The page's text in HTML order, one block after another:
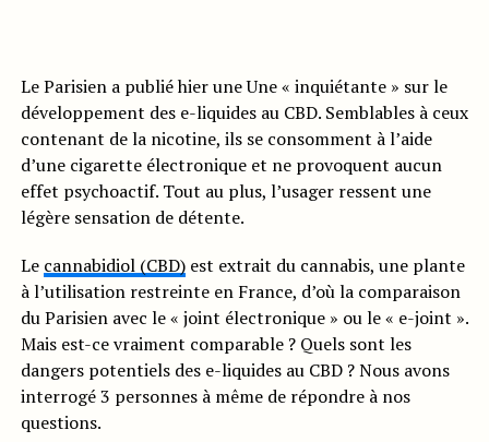
Le Parisien a publié hier une Une « inquiétante » sur le
développement des e-liquides au CBD. Semblables à ceux
contenant de la nicotine, ils se consomment à l’aide
d’une cigarette électronique et ne provoquent aucun
effet psychoactif. Tout au plus, l’usager ressent une
légère sensation de détente.
Le cannabidiol (CBD)est extrait du cannabis, une plante
à l’utilisation restreinte en France, d’où la comparaison
du Parisien avec le « joint électronique » ou le « e-joint ».
Mais est-ce vraiment comparable ? Quels sont les
dangers potentiels des e-liquides au CBD ? Nous avons
interrogé 3 personnes à même de répondre à nos
questions.